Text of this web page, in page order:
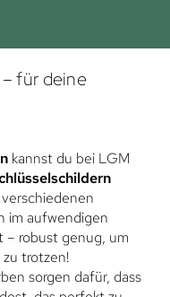
für deine
kannst du bei LGM
im aufwendigen
– robust genug, um
trotzen!
sorgen dafür, dass